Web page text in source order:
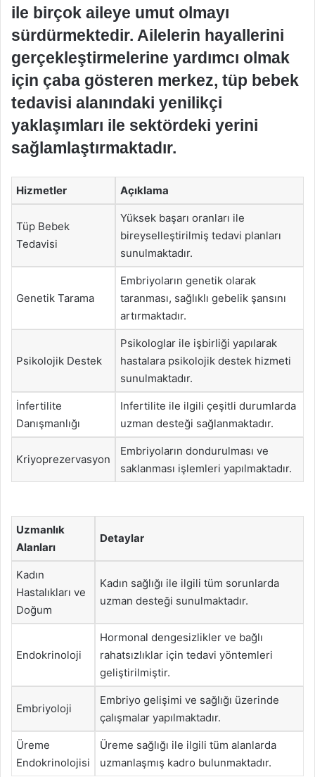
ile birçok aileye umut olmayı
sürdürmektedir. Ailelerin hayallerini
gerçekleştirmelerine yardımcı olmak
için çaba gösteren merkez, tüp bebek
tedavisi alanındaki yenilikçi
yaklaşımları ile sektördeki yerini
sağlamlaştırmaktadır.
Hizmetler Açıklama
Tüp Bebek
Tedavisi
Yüksek başarı oranları ile
bireyselleştirilmiş tedavi planları
sunulmaktadır.
Genetik Tarama
Embriyoların genetik olarak
taranması, sağlıklı gebelik şansını
artırmaktadır.
Psikolojik Destek
Psikologlar ile işbirliği yapılarak
hastalara psikolojik destek hizmeti
sunulmaktadır.
İnfertilite
Danışmanlığı
Infertilite ile ilgili çeşitli durumlarda
uzman desteği sağlanmaktadır.
Kriyoprezervasyon
Embriyoların dondurulması ve
saklanması işlemleri yapılmaktadır.
Uzmanlık
Alanları
Detaylar
Kadın
Hastalıkları ve
Doğum
Kadın sağlığı ile ilgili tüm sorunlarda
uzman desteği sunulmaktadır.
Endokrinoloji
Hormonal dengesizlikler ve bağlı
rahatsızlıklar için tedavi yöntemleri
geliştirilmiştir.
Embriyoloji
Embriyo gelişimi ve sağlığı üzerinde
çalışmalar yapılmaktadır.
Üreme
Endokrinolojisi
Üreme sağlığı ile ilgili tüm alanlarda
uzmanlaşmış kadro bulunmaktadır.